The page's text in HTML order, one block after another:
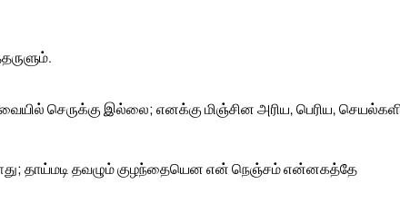
செருக்கு இல்லை; எனக்கு மிஞ்சின அரிய, பெரிய,
தாய்மடி தவழும் குழந்தையென என் நெஞ்சம் என்னகத்தே